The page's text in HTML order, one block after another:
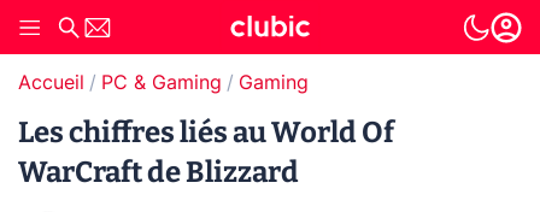
Accueil PC & Gaming Gaming
Les chiffres liés au World Of
WarCraft de Blizzard